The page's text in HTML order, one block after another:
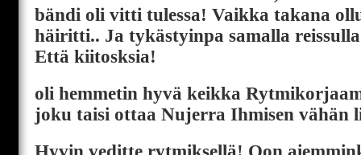
bändi oli vitti tulessa! Vaikka takana
häiritti.. Ja tykästyinpa samalla
Että kiitosksia!
oli hemmetin hyvä keikka
joku taisi ottaa Nujerra Ihmisen vähän